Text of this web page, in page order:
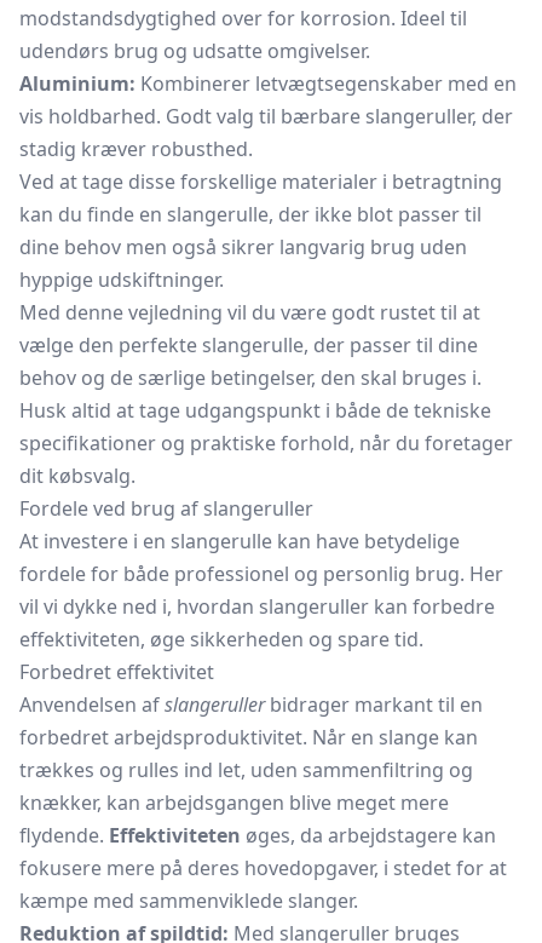
modstandsdygtighed over for korrosion. Ideel til
udendørs brug og udsatte omgivelser.
Aluminium: Kombinerer letvægtsegenskaber med en
vis holdbarhed. Godt valg til bærbare slangeruller, der
stadig kræver robusthed.
Ved at tage disse forskellige materialer i betragtning
kan du finde en slangerulle, der ikke blot passer til
dine behov men også sikrer langvarig brug uden
hyppige udskiftninger.
Med denne vejledning vil du være godt rustet til at
vælge den perfekte slangerulle, der passer til dine
behov og de særlige betingelser, den skal bruges i.
Husk altid at tage udgangspunkt i både de tekniske
specifikationer og praktiske forhold, når du foretager
dit købsvalg.
Fordele ved brug af slangeruller
At investere i en slangerulle kan have betydelige
fordele for både professionel og personlig brug. Her
vil vi dykke ned i, hvordan slangeruller kan forbedre
effektiviteten, øge sikkerheden og spare tid.
Forbedret effektivitet
Anvendelsen afslangerullerbidrager markant til en
forbedret arbejdsproduktivitet. Når en slange kan
trækkes og rulles ind let, uden sammenfiltring og
knækker, kan arbejdsgangen blive meget mere
flydende. Effektiviteten øges, da arbejdstagere kan
fokusere mere på deres hovedopgaver, i stedet for at
kæmpe med sammenviklede slanger.
Reduktion af spildtid: Med slangeruller bruges